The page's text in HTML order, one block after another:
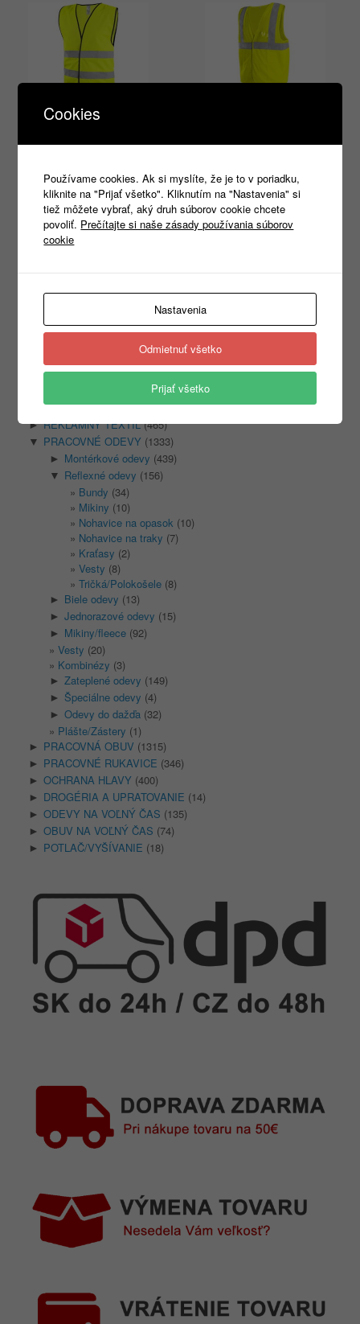
Reflexná vesta
Výber možností Výber možností
Products
Nezaradené(1)
► REKLAMNÝ TEXTIL(465)
▼ PRACOVNÉ ODEVY (1333)
► Montérkové odevy (439)
▼ Reflexné odevy (156)
Bundy (34)
Mikiny (10)
Nohavice na opasok (10)
Nohavice na traky (7)
Kraťasy (2)
Vesty (8)
Tričká/Polokošele (8)
► Biele odevy (13)
► Jednorazové odevy (15)
► Mikiny/fleece (92)
Vesty (20)
Kombinézy (3)
► Zateplené odevy (149)
► Špeciálne odevy (4)
► Odevy do dažďa (32)
Plášte/Zástery (1)
► PRACOVNÁ OBUV (1315)
► PRACOVNÉ RUKAVICE (346)
► OCHRANA HLAVY (400)
► DROGÉRIA A UPRATOVANIE (14)
► ODEVY NA VOĽNÝ ČAS (135)
► OBUV NA VOĽNÝ ČAS (74)
► POTLAČ/VYŠÍVANIE (18)
Cookies
Používame cookies. Ak si myslíte, že je to v poriadku,
kliknite na "Prijať všetko". Kliknutím na "Nastavenia" si
tiež môžete vybrať, aký druh súborov cookie chcete
povoliť. Prečítajte si naše zásady používania súborov
cookie
Nastavenia
Odmietnuť všetko
Prijať všetko